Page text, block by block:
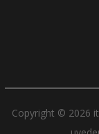
Copyright © 2026